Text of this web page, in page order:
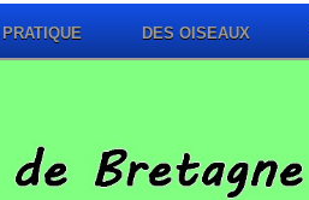
PRATIQUE DES OISEAUX